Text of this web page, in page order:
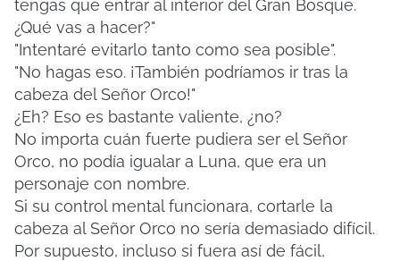
tengas que entrar al interior del Gran Bosque.
¿Qué vas a hacer?"
"Intentaré evitarlo tanto como sea posible".
"No hagas eso. ¡También podríamos ir tras la
cabeza del Señor Orco!"
¿Eh? Eso es bastante valiente, ¿no?
No importa cuán fuerte pudiera ser el Señor
Orco, no podía igualar a Luna, que era un
personaje con nombre.
Si su control mental funcionara, cortarle la
cabeza al Señor Orco no sería demasiado difícil.
Por supuesto, incluso si fuera así de fácil,